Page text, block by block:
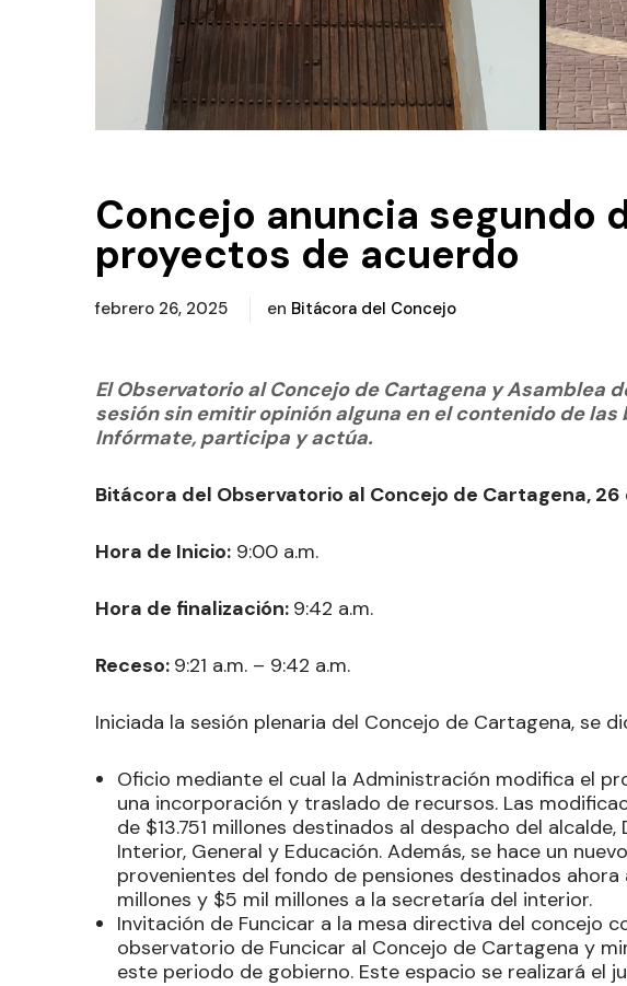
Concejo anuncia segundo
proyectos de acuerdo
febrero 26, 2025 en Bitácora del Concejo
El Observatorio al Concejo de Cartagena y Asamblea
sesión sin emitir opinión alguna en el contenido de
Infórmate, participa y actúa.
Bitácora del Observatorio al Concejo de Cartagena,
Hora de Inicio: 9:00 a.m.
Hora de finalización: 9:42 a.m.
Receso: 9:21 a.m. – 9:42 a.m.
Iniciada la sesión plenaria del Concejo de Cartagena, se
Oficio mediante el cual la Administración modifica el
una incorporación y traslado de recursos. Las
de $13.751 millones destinados al despacho del alcalde,
Interior, General y Educación. Además, se hace un
provenientes del fondo de pensiones destinados ahora
millones y $5 mil millones a la secretaría del interior.
Invitación de Funcicar a la mesa directiva del concejo
observatorio de Funcicar al Concejo de Cartagena y
este periodo de gobierno. Este espacio se realizará el